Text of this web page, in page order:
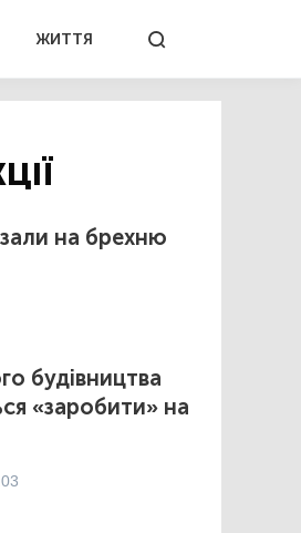
ЖИТТЯ
на брехню
будівництва
«заробити» на